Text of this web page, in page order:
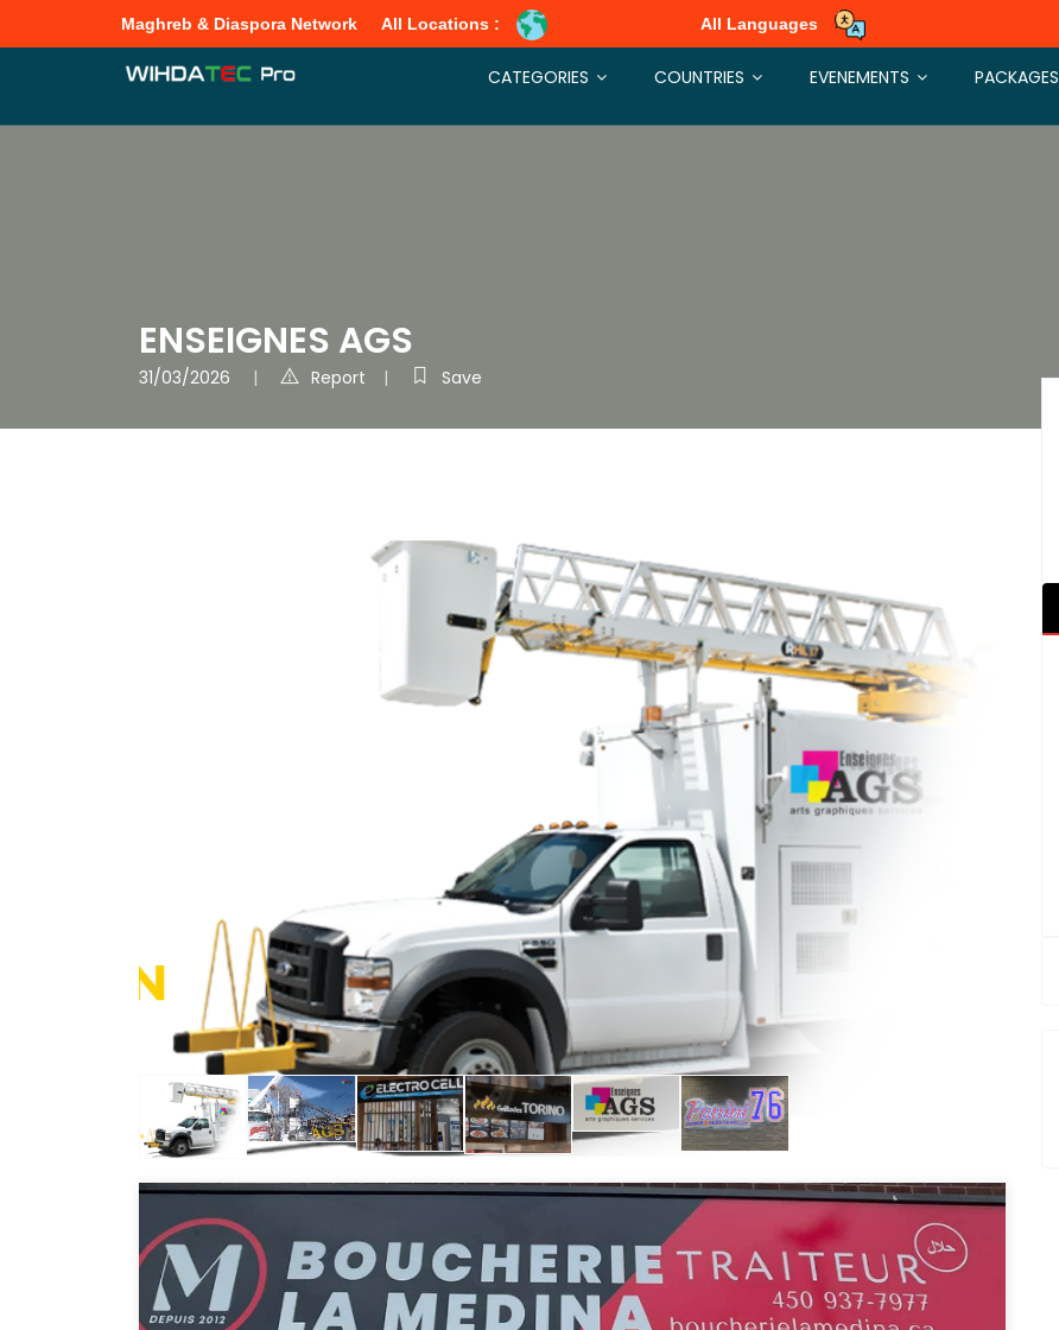
Maghreb & Diaspora Network All Locations : All Languages
CATEGORIES COUNTRIES EVENEMENTS PACKAGES
ENSEIGNES AGS
31/03/2026 Report Save